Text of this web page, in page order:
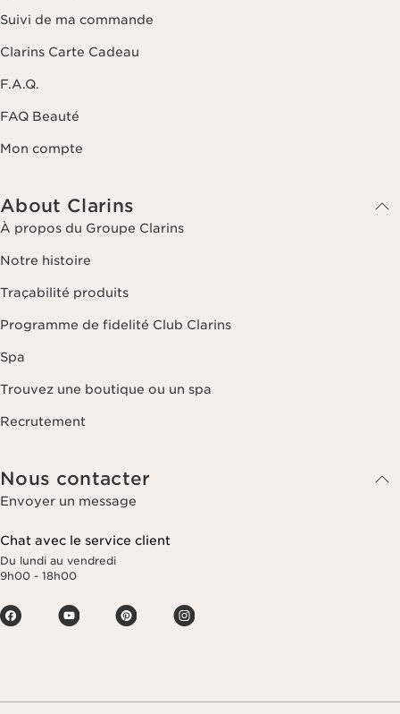
Suivi de ma commande
Clarins Carte Cadeau
F.A.Q.
FAQ Beauté
Mon compte
About Clarins
À propos du Groupe Clarins
Notre histoire
Traçabilité produits
Programme de fidelité Club Clarins
Spa
Trouvez une boutique ou un spa
Recrutement
Nous contacter
Envoyer un message
Chat avec le service client
Du lundi au vendredi
9h00 - 18h00